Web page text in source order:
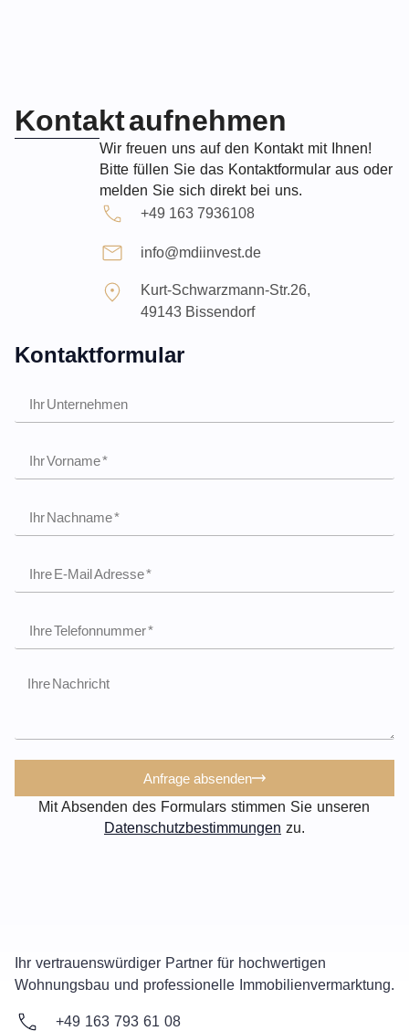
Kontakt aufnehmen
Wir freuen uns auf den Kontakt mit Ihnen!
Bitte füllen Sie das Kontaktformular aus oder
melden Sie sich direkt bei uns.
+49 163 7936108
info@mdiinvest.de
Kurt-Schwarzmann-Str.26,
49143 Bissendorf
Kontaktformular
Anfrage absenden
Mit Absenden des Formulars stimmen Sie unseren
Datenschutzbestimmungen zu.
Ihr vertrauenswürdiger Partner für hochwertigen
Wohnungsbau und professionelle Immobilienvermarktung.
+49 163 793 61 08